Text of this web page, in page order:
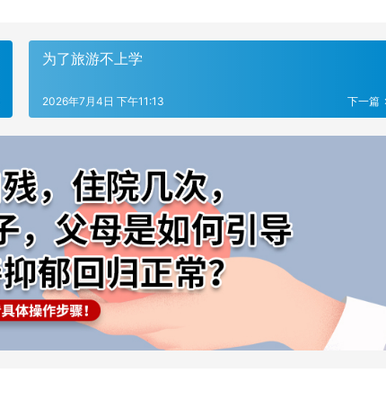
为了旅游不上学
下一篇
2026年7月4日 下午11:13